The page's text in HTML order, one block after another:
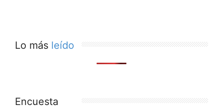
Lo más leído
Encuesta